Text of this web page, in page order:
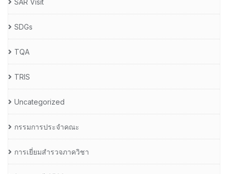
SAR Visit
SDGs
TQA
TRIS
Uncategorized
กรรมการประจำคณะ
การเยี่ยมสำรวจภาควิชา